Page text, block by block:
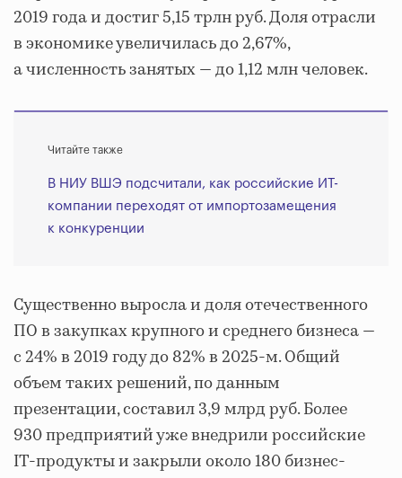
2019 года и достиг 5,15 трлн руб. Доля отрасли
в экономике увеличилась до 2,67%,
а численность занятых — до 1,12 млн человек.
Читайте также
В НИУ ВШЭ подсчитали, как российские ИТ-
компании переходят от импортозамещения
к конкуренции
Существенно выросла и доля отечественного
ПО в закупках крупного и среднего бизнеса —
с 24% в 2019 году до 82% в 2025-м. Общий
объем таких решений, по данным
презентации, составил 3,9 млрд руб. Более
930 предприятий уже внедрили российские
IT-продукты и закрыли около 180 бизнес-